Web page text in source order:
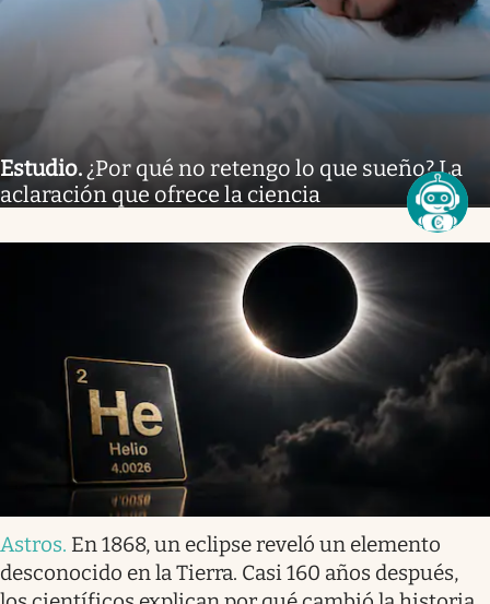
Estudio. ¿Por qué no retengo lo que sueño? La
aclaración que ofrece la ciencia
Astros. En 1868, un eclipse reveló un elemento
desconocido en la Tierra. Casi 160 años después,